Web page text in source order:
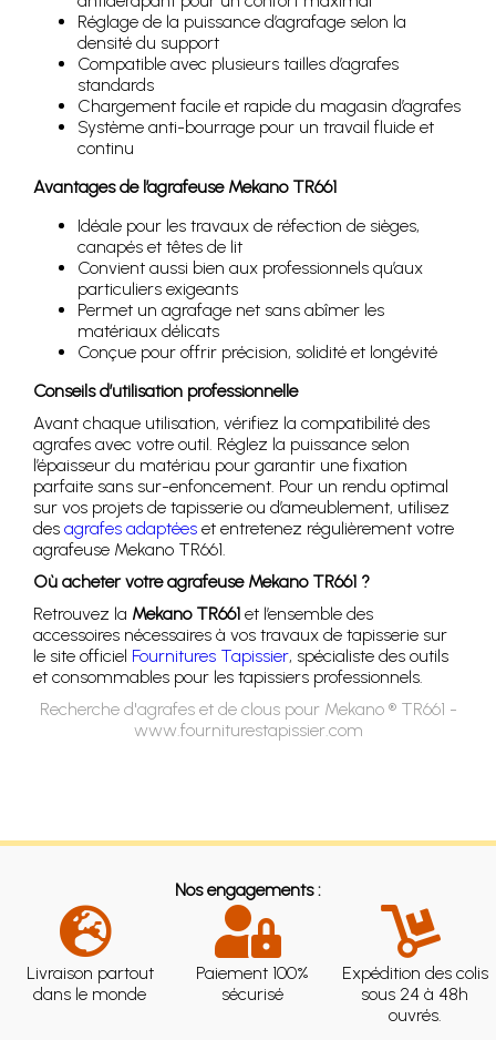
Réglage de la puissance d’agrafage selon la
densité du support
Compatible avec plusieurs tailles d’agrafes
standards
Chargement facile et rapide du magasin d’agrafes
Système anti-bourrage pour un travail fluide et
continu
Avantages de l’agrafeuse Mekano TR661
Idéale pour les travaux de réfection de sièges,
canapés et têtes de lit
Convient aussi bien aux professionnels qu’aux
particuliers exigeants
Permet un agrafage net sans abîmer les
matériaux délicats
Conçue pour offrir précision, solidité et longévité
Conseils d’utilisation professionnelle
Avant chaque utilisation, vérifiez la compatibilité des
agrafes avec votre outil. Réglez la puissance selon
l’épaisseur du matériau pour garantir une fixation
parfaite sans sur-enfoncement. Pour un rendu optimal
sur vos projets de tapisserie ou d’ameublement, utilisez
des agrafes adaptées et entretenez régulièrement votre
agrafeuse Mekano TR661.
Où acheter votre agrafeuse Mekano TR661 ?
Retrouvez la Mekano TR661 et l’ensemble des
accessoires nécessaires à vos travaux de tapisserie sur
le site officiel Fournitures Tapissier, spécialiste des outils
et consommables pour les tapissiers professionnels.
Recherche d'agrafes et de clous pour Mekano ® TR661 -
www.fourniturestapissier.com
Nos engagements :
Livraison partout
dans le monde
Paiement 100%
sécurisé
Expédition des colis
sous 24 à 48h
ouvrés.